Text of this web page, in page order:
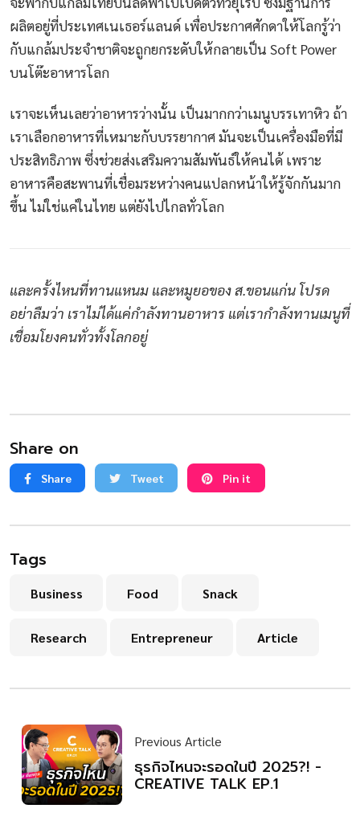
ผลิตอยู่ที่ประเทศเนเธอร์แลนด์ เพื่อประกาศศักดาให้โลกรู้ว่า
กับแกล้มประจำชาติจะถูกยกระดับให้กลายเป็น Soft Power
บนโต๊ะอาหารโลก
เราจะเห็นเลยว่าอาหารว่างนั้น เป็นมากกว่าเมนูบรรเทาหิว ถ้า
เราเลือกอาหารที่เหมาะกับบรรยากาศ มันจะเป็นเครื่องมือที่มี
ประสิทธิภาพ ซึ่งช่วยส่งเสริมความสัมพันธ์ให้คนได้ เพราะ
อาหารคือสะพานที่เชื่อมระหว่างคนแปลกหน้าให้รู้จักกันมาก
ขึ้น ไม่ใช่แค่ในไทย แต่ยังไปไกลทั่วโลก
และครั้งไหนที่ทานแหนม และหมูยอของ ส.ขอนแก่น โปรด
อย่าลืมว่า เราไม่ได้แค่กำลังทานอาหาร แต่เรากำลังทานเมนูที่
เชื่อมโยงคนทั่วทั้งโลกอยู่
Share on
Share Tweet Pin it
Tags
Business Food Snack
Research Entrepreneur Article
Previous Article
ธุรกิจไหนจะรอดในปี 2025?! -
CREATIVE TALK EP.1